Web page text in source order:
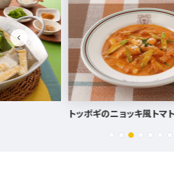
プチトマトのしょうがマリネ